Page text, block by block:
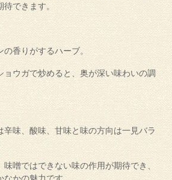
できます。
の香りがするハーブ。
ョウガで炒めると、奥が深い味わいの調
辛味、酸味、甘味と味の方向は一見バラ
噌ではできない味の作用が期待でき、
かの魅力です。